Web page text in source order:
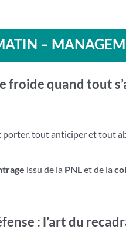
–
froide quand tout
porter, tout anticiper et tout
issu de la PNL et de la
: l’art du